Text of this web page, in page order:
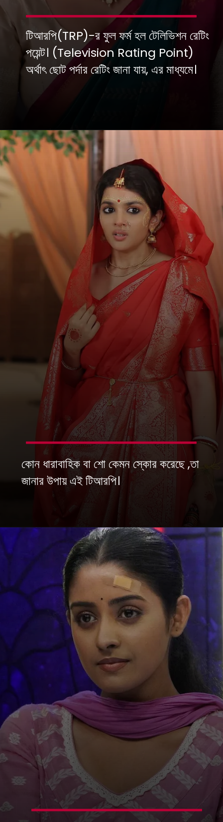
টিআরপি(TRP)-র ফুল ফর্ম হল টেলিভিশন রেটিং
পয়েন্ট। (Television Rating Point)
অর্থাৎ ছোট পর্দার রেটিং জানা যায়, এর মাধ্যমে।
কোন ধারাবাহিক বা শো কেমন স্কোর করেছে ,তা
জানার উপায় এই টিআরপি।